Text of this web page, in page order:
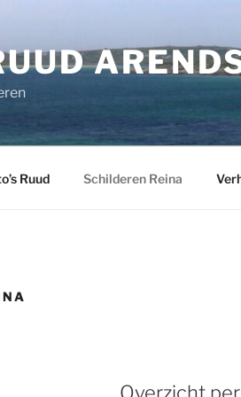
Ruud Schilderen Reina
Overzicht